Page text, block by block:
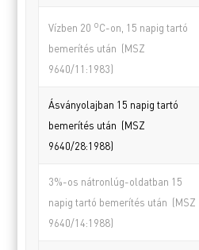
Vízben 20 oC-on, 15 napig tartó
bemerítés után (MSZ
9640/11:1983)
Ásványolajban 15 napig tartó
bemerítés után (MSZ
9640/28:1988)
3%-os nátronlúg-oldatban 15
napig tartó bemerítés után (MSZ
9640/14:1988)